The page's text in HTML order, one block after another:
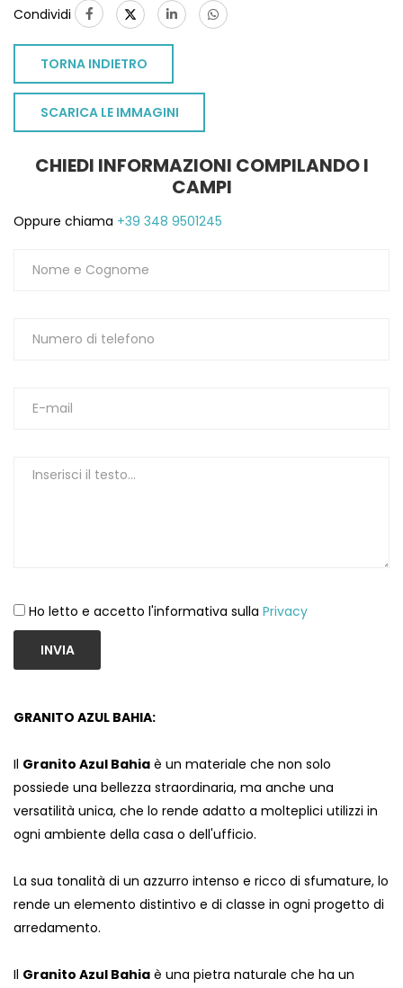
Condividi
TORNA INDIETRO
SCARICA LE IMMAGINI
CHIEDI INFORMAZIONI COMPILANDO I
CAMPI
Oppure chiama +39 348 9501245
Ho letto e accetto l'informativa sulla Privacy
INVIA
GRANITO AZUL BAHIA:
Il Granito Azul Bahia è un materiale che non solo
possiede una bellezza straordinaria, ma anche una
versatilità unica, che lo rende adatto a molteplici utilizzi in
ogni ambiente della casa o dell'ufficio.
La sua tonalità di un azzurro intenso e ricco di sfumature, lo
rende un elemento distintivo e di classe in ogni progetto di
arredamento.
Il Granito Azul Bahia è una pietra naturale che ha un